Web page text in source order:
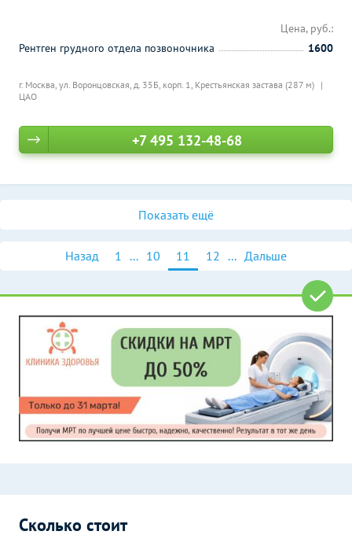
г. Москва, ул. Воронцовская, д. 35Б, корп. 1, Крестьянская застава (287 м)
ЦАО
Цена, руб.:
Рентген грудного отдела позвоночника
1600
+7 495 132-48-68
Показать ещё
Назад 1 ... 10 11 12 ... Дальше
Сколько стоит